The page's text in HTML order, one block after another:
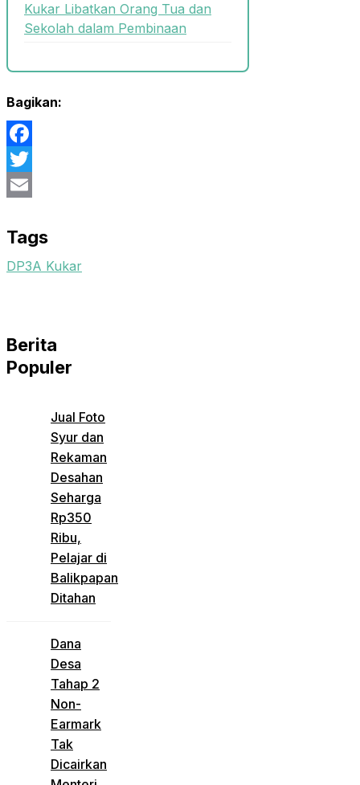
Kukar Libatkan Orang Tua dan
Sekolah dalam Pembinaan
Bagikan:
Facebook
Twitter
Tags
DP3A Kukar
Berita
Populer
Jual Foto
Syur dan
Rekaman
Desahan
Seharga
Rp350
Ribu,
Pelajar di
Balikpapan
Ditahan
Dana
Desa
Tahap 2
Non-
Earmark
Tak
Dicairkan